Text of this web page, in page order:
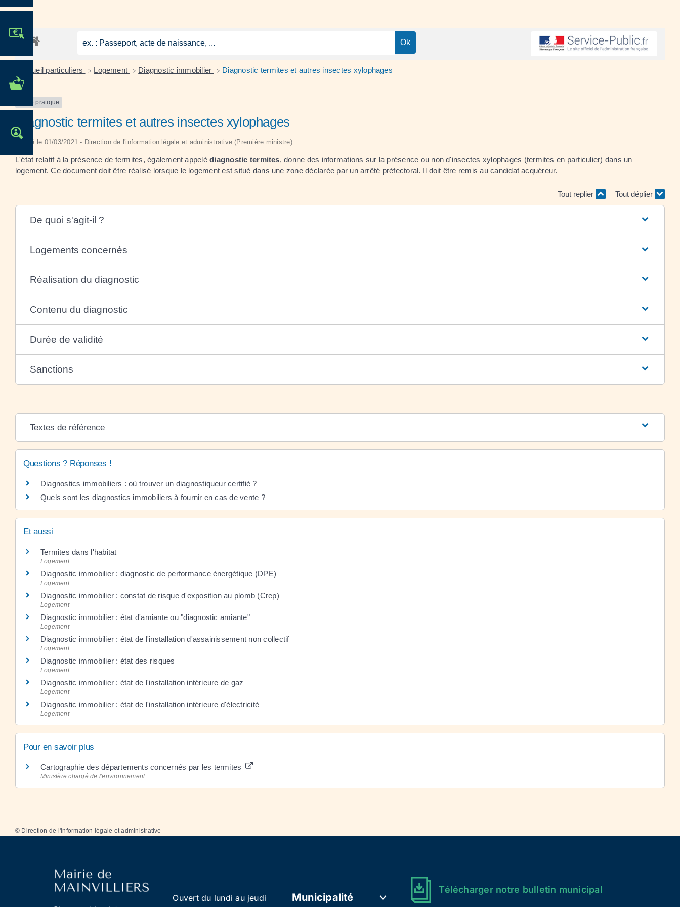
MES DÉMARCHES
Accueil particuliers > Logement > Diagnostic immobilier > Diagnostic termites et autres insectes xylophages
Fiche pratique
Diagnostic termites et autres insectes xylophages
Vérifié le 01/03/2021 - Direction de l'information légale et administrative (Première ministre)
L'état relatif à la présence de termites, également appelédiagnostic termites, donne des informations sur la présence ou non d'insectes xylophages (termites en particulier) dans un
logement. Ce document doit être réalisé lorsque le logement est situé dans une zone déclarée par un arrêté préfectoral. Il doit être remis au candidat acquéreur.
Tout replier Tout déplier
De quoi s'agit-il ?
Logements concernés
Réalisation du diagnostic
Contenu du diagnostic
Durée de validité
Sanctions
Textes de référence
Questions ? Réponses !
Diagnostics immobiliers : où trouver un diagnostiqueur certifié ?
Quels sont les diagnostics immobiliers à fournir en cas de vente ?
Et aussi
Termites dans l'habitat
Logement
Diagnostic immobilier : diagnostic de performance énergétique (DPE)
Logement
Diagnostic immobilier : constat de risque d'exposition au plomb (Crep)
Logement
Diagnostic immobilier : état d'amiante ou "diagnostic amiante"
Logement
Diagnostic immobilier : état de l'installation d'assainissement non collectif
Logement
Diagnostic immobilier : état des risques
Logement
Diagnostic immobilier : état de l'installation intérieure de gaz
Logement
Diagnostic immobilier : état de l'installation intérieure d'électricité
Logement
Pour en savoir plus
Cartographie des départements concernés par les termites
Ministère chargé de l'environnement
© Direction de l'information légale et administrative
Ouvert du lundi au jeudi
Municipalité
Télécharger notre bulletin municipal